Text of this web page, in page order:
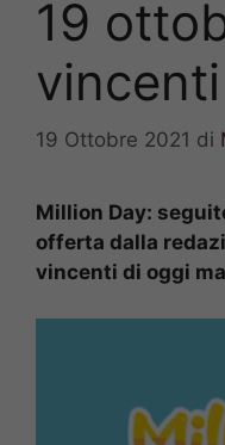
19
vincenti
19 Ottobre 2021 di
Million Day:
offerta dalla
vincenti di oggi